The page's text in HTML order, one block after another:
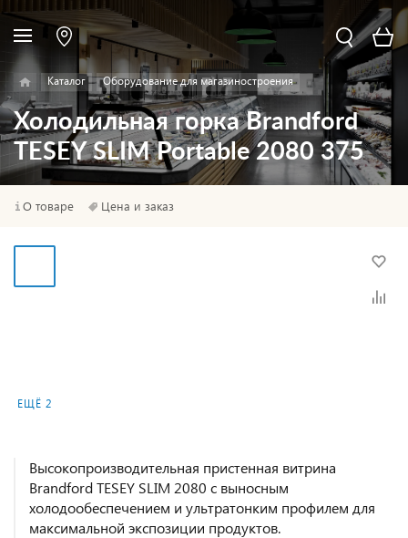
Каталог Оборудование для магазиностроения
Холодильная горка Brandford
TESEY SLIM Portable 2080 375
О товаре Цена и заказ
ЕЩЁ 2
Высокопроизводительная пристенная витрина
Brandford TESEY SLIM 2080 с выносным
холодообеспечением и ультратонким профилем для
максимальной экспозиции продуктов.